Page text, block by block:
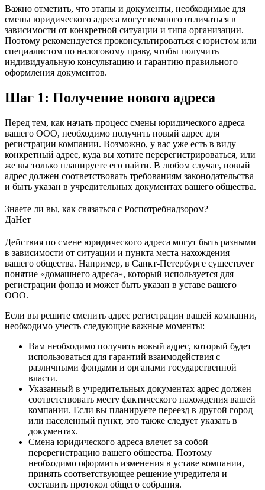
Важно отметить, что этапы и документы, необходимые для
смены юридического адреса могут немного отличаться в
зависимости от конкретной ситуации и типа организации.
Поэтому рекомендуется проконсультироваться с юристом или
специалистом по налоговому праву, чтобы получить
индивидуальную консультацию и гарантию правильного
оформления документов.
Шаг 1: Получение нового адреса
Перед тем, как начать процесс смены юридического адреса
вашего ООО, необходимо получить новый адрес для
регистрации компании. Возможно, у вас уже есть в виду
конкретный адрес, куда вы хотите перерегистрироваться, или
же вы только планируете его найти. В любом случае, новый
адрес должен соответствовать требованиям законодательства
и быть указан в учредительных документах вашего общества.
Знаете ли вы, как связаться с Роспотребнадзором?
ДаНет
Действия по смене юридического адреса могут быть разными
в зависимости от ситуации и пункта места нахождения
вашего общества. Например, в Санкт-Петербурге существует
понятие «домашнего адреса», который используется для
регистрации фонда и может быть указан в уставе вашего
ООО.
Если вы решите сменить адрес регистрации вашей компании,
необходимо учесть следующие важные моменты:
Вам необходимо получить новый адрес, который будет
использоваться для гарантий взаимодействия с
различными фондами и органами государственной
власти.
Указанный в учредительных документах адрес должен
соответствовать месту фактического нахождения вашей
компании. Если вы планируете переезд в другой город
или населенный пункт, это также следует указать в
документах.
Смена юридического адреса влечет за собой
перерегистрацию вашего общества. Поэтому
необходимо оформить изменения в уставе компании,
принять соответствующее решение учредителя и
составить протокол общего собрания.